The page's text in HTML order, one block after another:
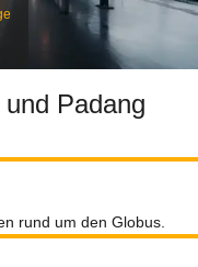
Padang
rund um den Globus.